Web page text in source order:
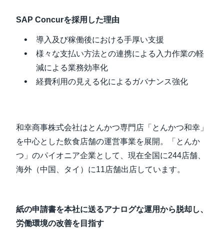
SAP Concurを採用した理由
導入及び稼働後における手厚い支援
様々な支払い方法との連携による入力作業の軽
減による業務効率化
経費利用の見える化によるガバナンス強化
和幸商事株式会社はとんかつ専門店「とんかつ和幸」
を中心とした飲食店舗の運営事業を展開。「とんか
つ」のパイオニア企業として、現在全国に244店舗、
海外（中国、タイ）に11店舗出店しています。
紙の申請書を本社に送るアナログな運用から脱却し、
労働環境の改善を目指す